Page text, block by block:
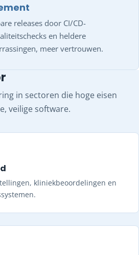
releases door CI/CD-
en heldere
meer vertrouwen.
in sectoren die hoge eisen
veilige software.
kliniekbeoordelingen en